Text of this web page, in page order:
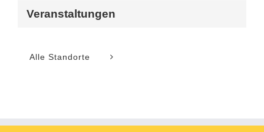
Veranstaltungen
Alle Standorte